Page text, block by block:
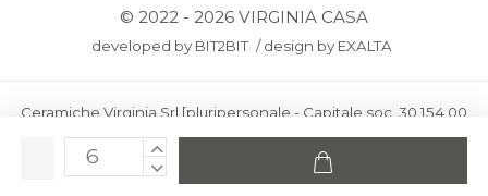
© 2022 - 2026 VIRGINIA CASA
developed by BIT2BIT /design by EXALTA
Ceramiche Virginia Srl [pluripersonale - Capitale soc. 30.154,00
euro i.v.] - Via Virginio 378 – 50025 Montespertoli, loc. Anselmo